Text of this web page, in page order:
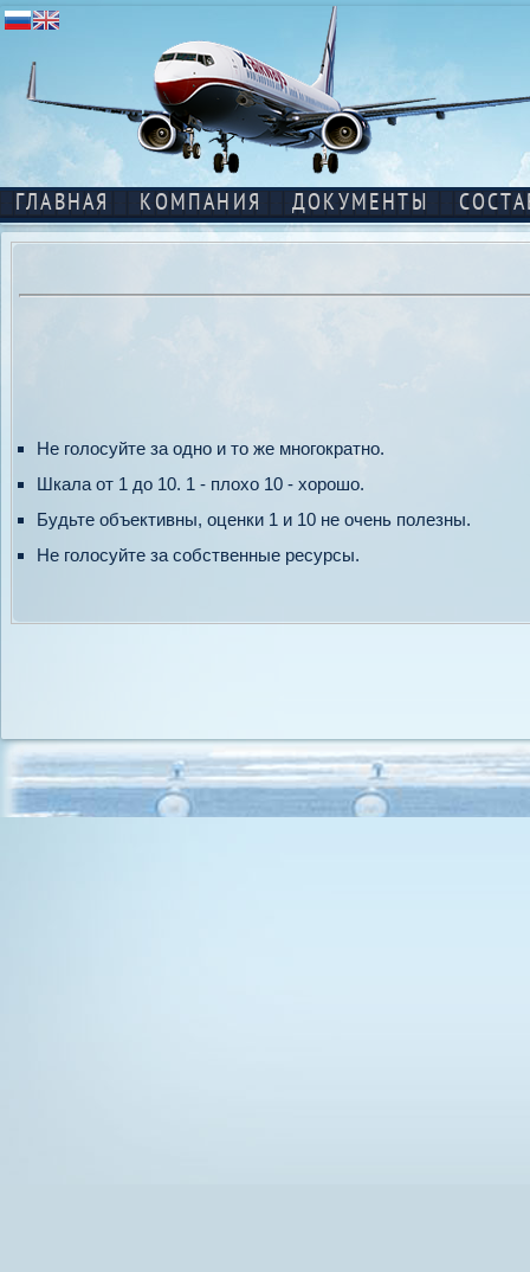
ГЛАВНАЯ КОМПАНИЯ ДОКУМЕНТЫ
Не голосуйте за одно и то же многократно.
Шкала от 1 до 10. 1 - плохо 10 - хорошо.
Будьте объективны, оценки 1 и 10 не очень полезны.
Не голосуйте за собственные ресурсы.